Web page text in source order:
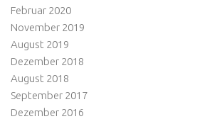
Februar 2020
November 2019
August 2019
Dezember 2018
August 2018
September 2017
Dezember 2016